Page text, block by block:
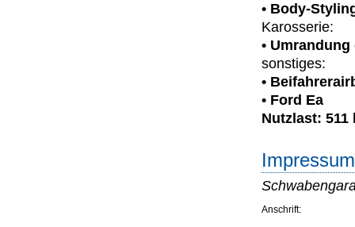
• Body-
Karosserie:
•
sonstiges:
•
• Ford Ea
Nutzlast: 511
Anschrift: